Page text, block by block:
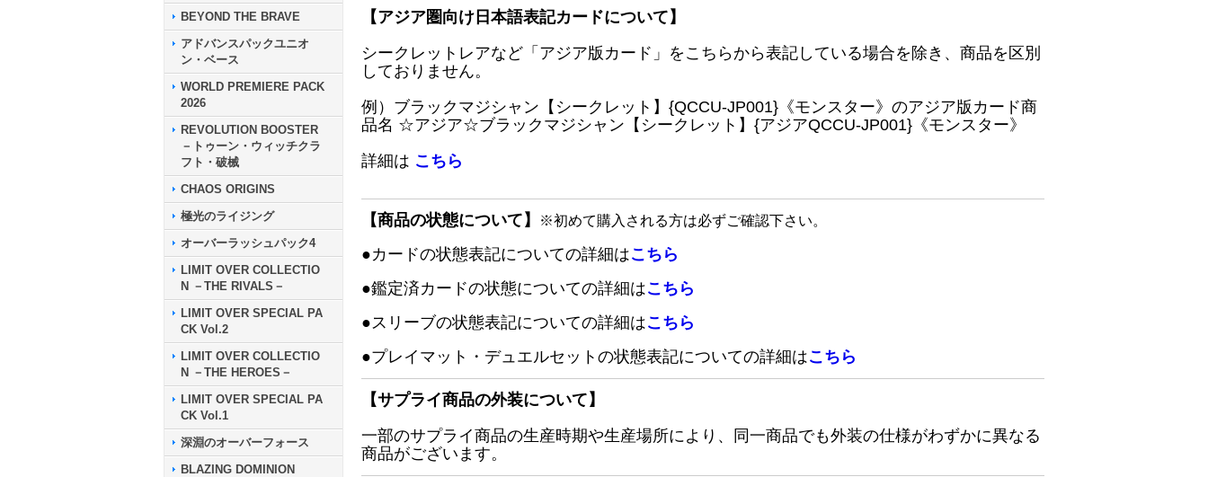
BEYOND THE BRAVE
アドバンスパックユニオ
ン・ベース
WORLD PREMIERE PACK
2026
REVOLUTION BOOSTER
－トゥーン・ウィッチクラ
フト・破械
CHAOS ORIGINS
極光のライジング
オーバーラッシュパック4
LIMIT OVER COLLECTIO
N －THE RIVALS－
LIMIT OVER SPECIAL PA
CK Vol.2
LIMIT OVER COLLECTIO
N －THE HEROES－
LIMIT OVER SPECIAL PA
CK Vol.1
深淵のオーバーフォース
BLAZING DOMINION
【アジア圏向け日本語表記カードについて】
シークレットレアなど「アジア版カード」をこちらから表記している場合を除き、商品を区別
しておりません。
例）ブラックマジシャン【シークレット】{QCCU-JP001}《モンスター》のアジア版カード商
品名 ☆アジア☆ブラックマジシャン【シークレット】{アジアQCCU-JP001}《モンスター》
詳細は こちら
【商品の状態について】 ※初めて購入される方は必ずご確認下さい。
●カードの状態表記についての詳細はこちら
●鑑定済カードの状態についての詳細はこちら
●スリーブの状態表記についての詳細はこちら
●プレイマット・デュエルセットの状態表記についての詳細はこちら
【サプライ商品の外装について】
一部のサプライ商品の生産時期や生産場所により、同一商品でも外装の仕様がわずかに異なる
商品がございます。